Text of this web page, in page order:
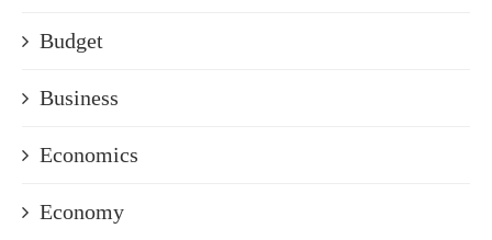
Budget
Business
Economics
Economy